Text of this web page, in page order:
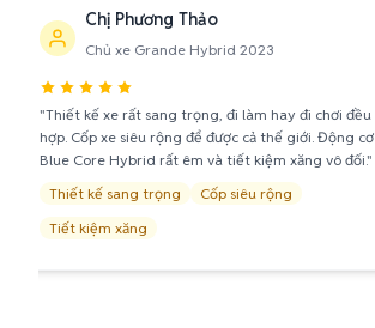
Chị Phương Thảo
Chủ xe Grande Hybrid 2023
"Thiết kế xe rất sang trọng, đi làm hay đi chơi đều
hợp. Cốp xe siêu rộng để được cả thế giới. Động cơ
Blue Core Hybrid rất êm và tiết kiệm xăng vô đối."
Thiết kế sang trọng
Cốp siêu rộng
Tiết kiệm xăng